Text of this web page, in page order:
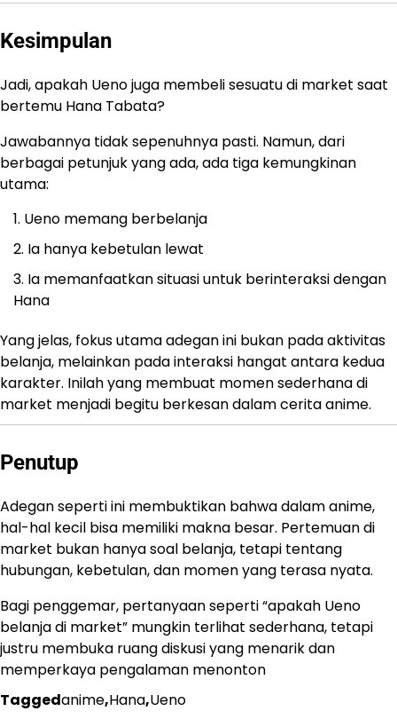
Kesimpulan
Jadi, apakah Ueno juga membeli sesuatu di market saat
bertemu Hana Tabata?
Jawabannya tidak sepenuhnya pasti. Namun, dari
berbagai petunjuk yang ada, ada tiga kemungkinan
utama:
Ueno memang berbelanja
Ia hanya kebetulan lewat
Ia memanfaatkan situasi untuk berinteraksi dengan
Hana
Yang jelas, fokus utama adegan ini bukan pada aktivitas
belanja, melainkan pada interaksi hangat antara kedua
karakter. Inilah yang membuat momen sederhana di
market menjadi begitu berkesan dalam cerita anime.
Penutup
Adegan seperti ini membuktikan bahwa dalam anime,
hal-hal kecil bisa memiliki makna besar. Pertemuan di
market bukan hanya soal belanja, tetapi tentang
hubungan, kebetulan, dan momen yang terasa nyata.
Bagi penggemar, pertanyaan seperti “apakah Ueno
belanja di market” mungkin terlihat sederhana, tetapi
justru membuka ruang diskusi yang menarik dan
memperkaya pengalaman menonton
Taggedanime,Hana,Ueno